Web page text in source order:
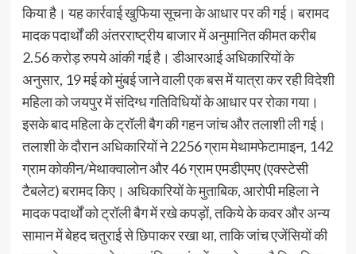
किया है। यह कार्रवाई खुफिया सूचना के आधार पर की गई। बरामद
मादक पदार्थों की अंतरराष्ट्रीय बाजार में अनुमानित कीमत करीब
2.56 करोड़ रुपये आंकी गई है। डीआरआई अधिकारियों के
अनुसार, 19 मई को मुंबई जाने वाली एक बस में यात्रा कर रही विदेशी
महिला को जयपुर में संदिग्ध गतिविधियों के आधार पर रोका गया।
इसके बाद महिला के ट्रॉली बैग की गहन जांच और तलाशी ली गई।
तलाशी के दौरान अधिकारियों ने 2256 ग्राम मेथामफेटामाइन, 142
ग्राम कोकीन/मेथाक्वालोन और 46 ग्राम एमडीएमए (एक्स्टेसी
टैबलेट) बरामद किए। अधिकारियों के मुताबिक, आरोपी महिला ने
मादक पदार्थों को ट्रॉली बैग में रखे कपड़ों, तकिये के कवर और अन्य
सामान में बेहद चतुराई से छिपाकर रखा था, ताकि जांच एजेंसियों की